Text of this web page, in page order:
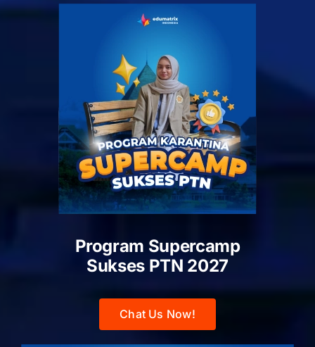
Program Supercamp
Sukses PTN 2027
Chat Us Now!